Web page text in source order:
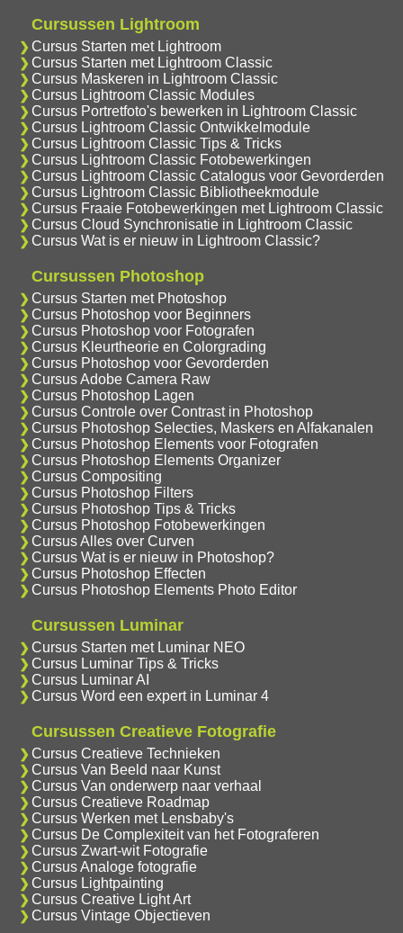
Cursussen Lightroom
Cursus Starten met Lightroom
Cursus Starten met Lightroom Classic
Cursus Maskeren in Lightroom Classic
Cursus Lightroom Classic Modules
Cursus Portretfoto's bewerken in Lightroom Classic
Cursus Lightroom Classic Ontwikkelmodule
Cursus Lightroom Classic Tips & Tricks
Cursus Lightroom Classic Fotobewerkingen
Cursus Lightroom Classic Catalogus voor Gevorderden
Cursus Lightroom Classic Bibliotheekmodule
Cursus Fraaie Fotobewerkingen met Lightroom Classic
Cursus Cloud Synchronisatie in Lightroom Classic
Cursus Wat is er nieuw in Lightroom Classic?
Cursussen Photoshop
Cursus Starten met Photoshop
Cursus Photoshop voor Beginners
Cursus Photoshop voor Fotografen
Cursus Kleurtheorie en Colorgrading
Cursus Photoshop voor Gevorderden
Cursus Adobe Camera Raw
Cursus Photoshop Lagen
Cursus Controle over Contrast in Photoshop
Cursus Photoshop Selecties, Maskers en Alfakanalen
Cursus Photoshop Elements voor Fotografen
Cursus Photoshop Elements Organizer
Cursus Compositing
Cursus Photoshop Filters
Cursus Photoshop Tips & Tricks
Cursus Photoshop Fotobewerkingen
Cursus Alles over Curven
Cursus Wat is er nieuw in Photoshop?
Cursus Photoshop Effecten
Cursus Photoshop Elements Photo Editor
Cursussen Luminar
Cursus Starten met Luminar NEO
Cursus Luminar Tips & Tricks
Cursus Luminar AI
Cursus Word een expert in Luminar 4
Cursussen Creatieve Fotografie
Cursus Creatieve Technieken
Cursus Van Beeld naar Kunst
Cursus Van onderwerp naar verhaal
Cursus Creatieve Roadmap
Cursus Werken met Lensbaby's
Cursus De Complexiteit van het Fotograferen
Cursus Zwart-wit Fotografie
Cursus Analoge fotografie
Cursus Lightpainting
Cursus Creative Light Art
Cursus Vintage Objectieven